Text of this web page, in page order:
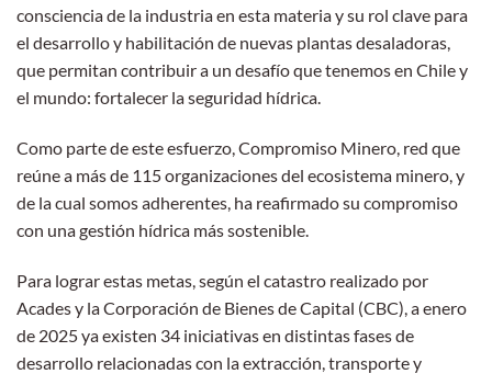
consciencia de la industria en esta materia y su rol clave para
el desarrollo y habilitación de nuevas plantas desaladoras,
que permitan contribuir a un desafío que tenemos en Chile y
el mundo: fortalecer la seguridad hídrica.
Como parte de este esfuerzo, Compromiso Minero, red que
reúne a más de 115 organizaciones del ecosistema minero, y
de la cual somos adherentes, ha reafirmado su compromiso
con una gestión hídrica más sostenible.
Para lograr estas metas, según el catastro realizado por
Acades y la Corporación de Bienes de Capital (CBC), a enero
de 2025 ya existen 34 iniciativas en distintas fases de
desarrollo relacionadas con la extracción, transporte y